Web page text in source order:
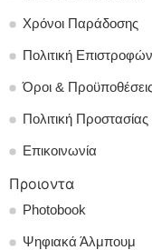
Χρόνοι Παράδοσης
Πολιτική Επιστροφών
Όροι &
Πολιτική
Επικοινωνία
Προιοντα
Photobook
Ψηφιακά Άλμπουμ